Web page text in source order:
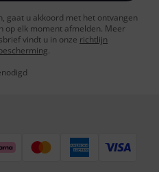
gaat u akkoord met het ontvangen
op elk moment afmelden. Meer
vindt u in onze richtlijn
.